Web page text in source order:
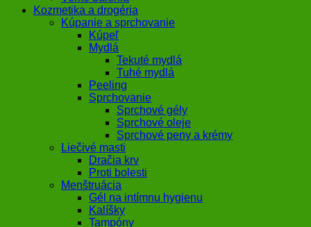
Kozmetika a drogéria
Kúpanie a sprchovanie
Kúpeľ
Mydlá
Tekuté mydlá
Tuhé mydlá
Peeling
Sprchovanie
Sprchové gély
Sprchové oleje
Sprchové peny a krémy
Liečivé masti
Dračia krv
Proti bolesti
Menštruácia
Gél na intímnu hygienu
Kalíšky
Tampóny